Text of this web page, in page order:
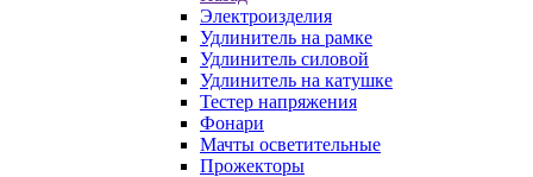
Электроизделия
Удлинитель на рамке
Удлинитель силовой
Удлинитель на катушке
Тестер напряжения
Фонари
Мачты осветительные
Прожекторы